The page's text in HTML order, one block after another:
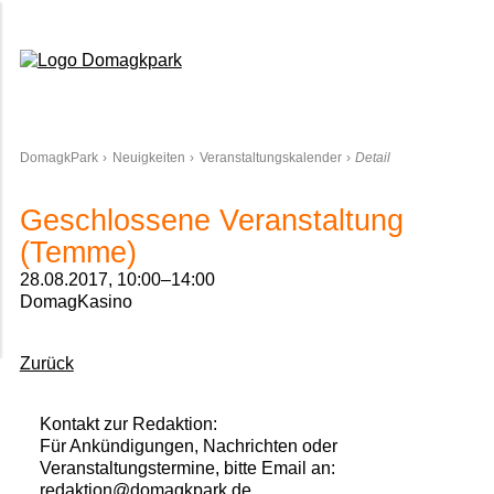
DomagkPark Neuigkeiten Veranstaltungskalender Detail
Geschlossene Veranstaltung
(Temme)
28.08.2017, 10:00–14:00
DomagKasino
Zurück
Kontakt zur Redaktion:
Für Ankündigungen, Nachrichten oder
Veranstaltungstermine, bitte Email an: